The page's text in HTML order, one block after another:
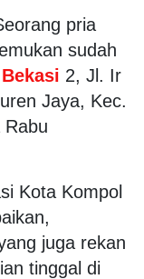
pria
sudah
Bekasi 2, Jl. Ir
Jaya, Kec.
Rabu
Kota Kompol
juga rekan
tinggal di